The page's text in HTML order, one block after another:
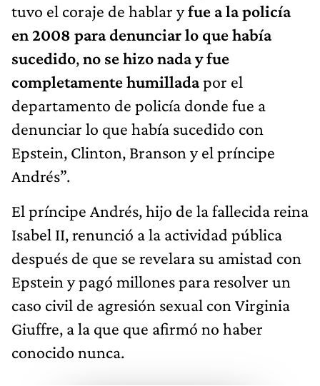
tuvo el coraje de hablar yfue a la policía
en 2008 para denunciar lo que había
sucedido,no se hizo nada y fue
completamente humilladapor el
departamento de policía donde fue a
denunciar lo que había sucedido con
Epstein, Clinton, Branson y el príncipe
Andrés”.
El príncipe Andrés, hijo de la fallecida reina
Isabel II, renunció a la actividad pública
después de que se revelara su amistad con
Epstein y pagó millones para resolver un
caso civil de agresión sexual con Virginia
Giuffre, a la que que afirmó no haber
conocido nunca.